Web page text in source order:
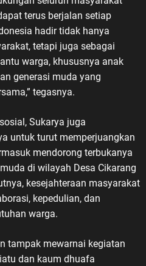
terus berjalan setiap
hadir tidak hanya
tetapi juga sebagai
warga, khususnya anak
generasi muda yang
tegasnya.
Sukarya juga
untuk turut memperjuangkan
mendorong terbukanya
di wilayah Desa Cikarang
kesejahteraan masyarakat
kepedulian, dan
warga.
tampak mewarnai kegiatan
dan kaum dhuafa